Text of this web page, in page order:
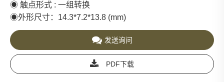
◉ 触点形式 : 一组转换
◉外形尺寸：14.3*7.2*13.8 (mm)
发送询问
PDF下载